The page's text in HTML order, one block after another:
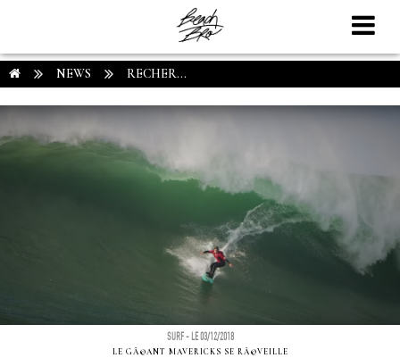
NEWS RECHER...
SURF - LE 03/12/2018
LE GÃ©ANT MAVERICKS SE RÃ©VEILLE